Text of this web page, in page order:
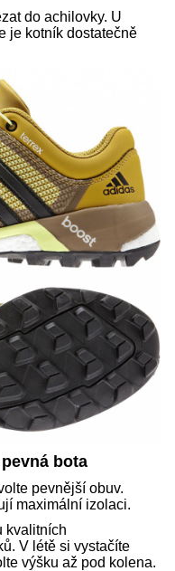
do achilovky. U
je kotník dostatečně
bota
pevnější obuv.
maximální izolaci.
kvalitních
V létě si vystačíte
výšku až pod kolena.